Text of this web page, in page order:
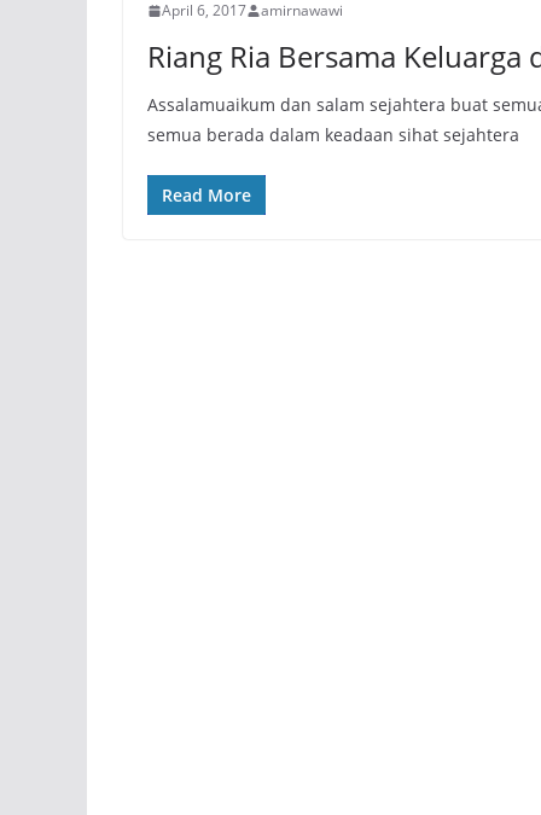
April 6, 2017 amirnawawi
Riang Ria Bersama
Assalamuaikum dan salam sejahtera buat
semua berada dalam keadaan sihat sejahtera
Read More